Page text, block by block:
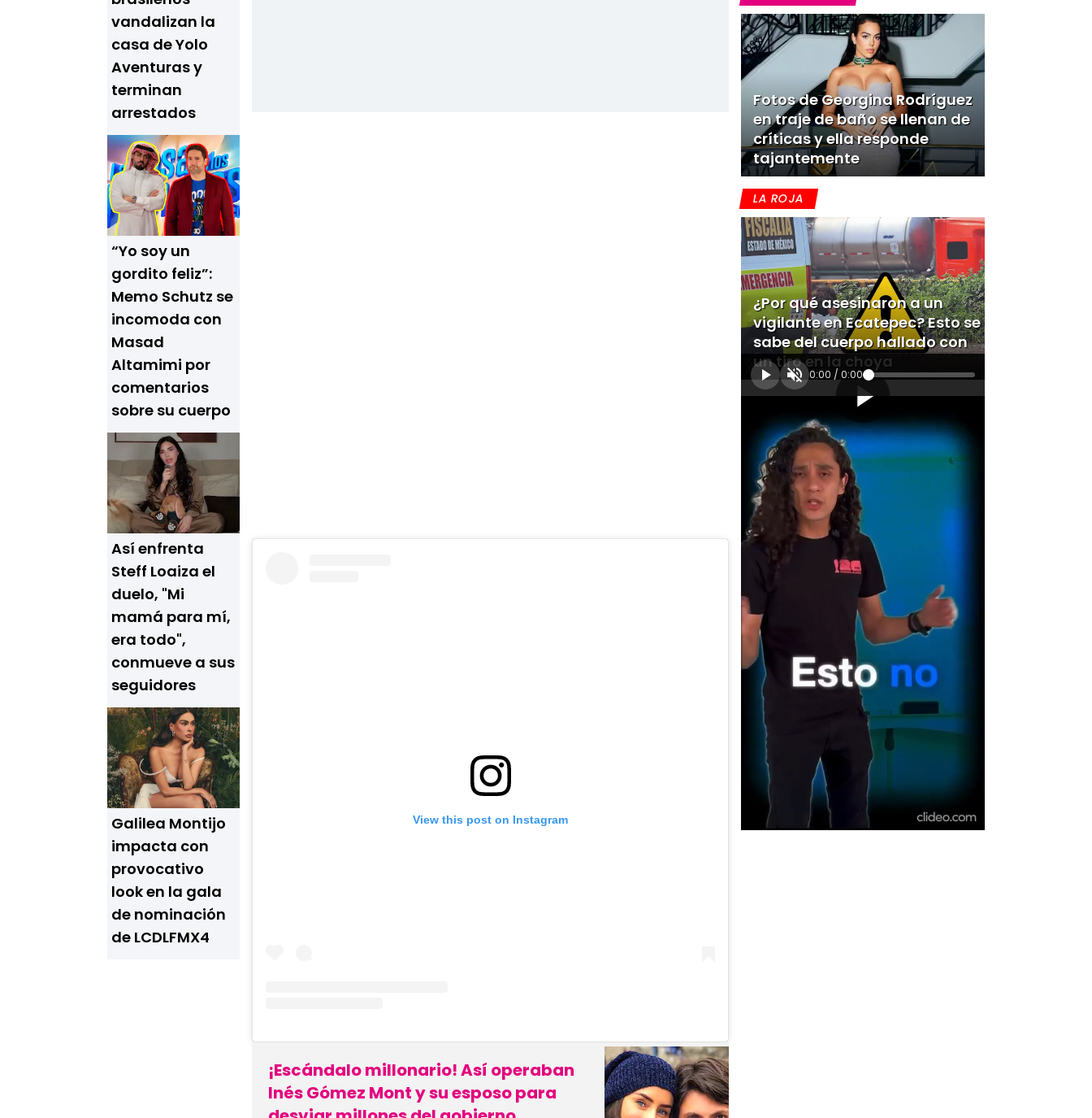
vandalizan la
casa de Yolo
Aventuras y
terminan
arrestados
“Yo soy un
gordito feliz”:
Memo Schutz se
incomoda con
Masad
Altamimi por
comentarios
sobre su cuerpo
Así enfrenta
Steff Loaiza el
duelo, "Mi
mamá para mí,
era todo",
conmueve a sus
seguidores
Galilea Montijo
impacta con
provocativo
look en la gala
de nominación
de LCDLFMX4
View this post on Instagram
¡Escándalo millonario! Así operaban
Inés Gómez Mont y su esposo para
Fotos de Georgina Rodríguez
en traje de baño se llenan de
críticas y ella responde
tajantemente
LA ROJA
¿Por qué asesinaron a un
vigilante en Ecatepec? Esto se
sabe del cuerpo hallado con
un tiro en la choya
0:00 / 0:00
[Publicidad]